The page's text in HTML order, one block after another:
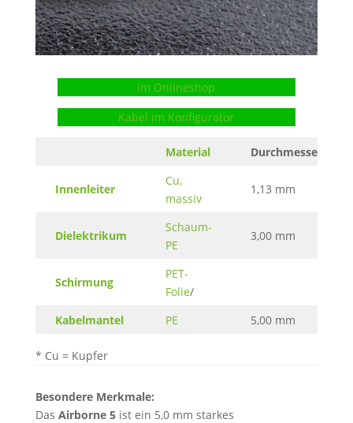
im Onlineshop
Kabel im Konfigurator
Material Durchmesser
Innenleiter
Cu,
massiv
1,13 mm
Dielektrikum
Schaum-
PE
3,00 mm
Schirmung
PET-
Folie/
Kabelmantel
PE 5,00 mm
* Cu = Kupfer
Besondere Merkmale:
Das Airborne 5ist ein 5,0 mm starkes